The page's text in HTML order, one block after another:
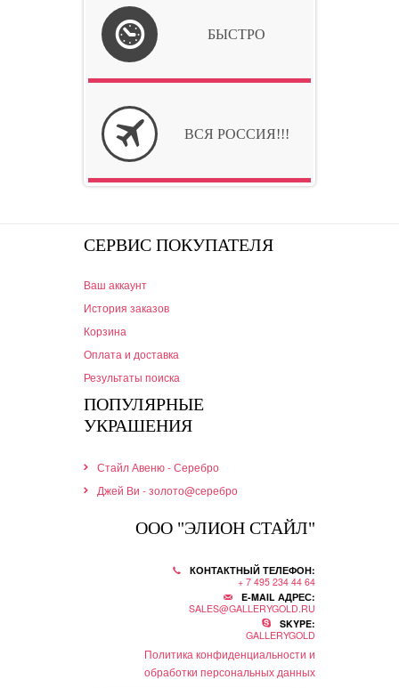
БЫСТРО
ВСЯ РОССИЯ!!!
СЕРВИС ПОКУПАТЕЛЯ
Ваш аккаунт
История заказов
Корзина
Оплата и доставка
Результаты поиска
ПОПУЛЯРНЫЕ
УКРАШЕНИЯ
Стайл Авеню - Серебро
Джей Ви - золото@серебро
ООО "ЭЛИОН СТАЙЛ"
КОНТАКТНЫЙ ТЕЛЕФОН:
+ 7 495 234 44 64
E-MAIL АДРЕС:
SALES@GALLERYGOLD.RU
SKYPE:
GALLERYGOLD
Политика конфиденциальности и
обработки персональных данных